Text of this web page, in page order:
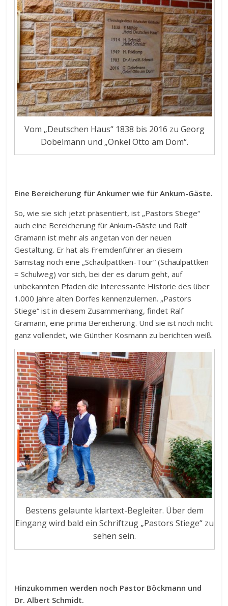
Vom „Deutschen Haus“ 1838 bis 2016 zu Georg
Dobelmann und „Onkel Otto am Dom“.
Eine Bereicherung für Ankumer wie für Ankum-Gäste.
So, wie sie sich jetzt präsentiert, ist „Pastors Stiege“
auch eine Bereicherung für Ankum-Gäste und Ralf
Gramann ist mehr als angetan von der neuen
Gestaltung. Er hat als Fremdenführer an diesem
Samstag noch eine „Schaulpättken-Tour“ (Schaulpättken
= Schulweg) vor sich, bei der es darum geht, auf
unbekannten Pfaden die interessante Historie des über
1.000 Jahre alten Dorfes kennenzulernen. „Pastors
Stiege“ ist in diesem Zusammenhang, findet Ralf
Gramann, eine prima Bereicherung. Und sie ist noch nicht
ganz vollendet, wie Günther Kosmann zu berichten weiß.
Bestens gelaunte klartext-Begleiter. Über dem
Eingang wird bald ein Schriftzug „Pastors Stiege“ zu
sehen sein.
Hinzukommen werden noch Pastor Böckmann und
Dr. Albert Schmidt.